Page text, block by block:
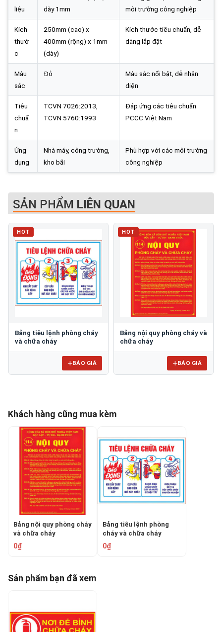
liệu
dày 1mm
môi trường công nghiệp
Kích
thướ
c
250mm (cao) x
400mm (rộng) x 1mm
(dày)
Kích thước tiêu chuẩn, dễ
dàng lắp đặt
Màu
sắc
Đỏ
Màu sắc nổi bật, dễ nhận
diện
Tiêu
chuẩ
n
TCVN 7026:2013,
TCVN 5760:1993
Đáp ứng các tiêu chuẩn
PCCC Việt Nam
Ứng
dụng
Nhà máy, công trường,
kho bãi
Phù hợp với các môi trường
công nghiệp
SẢN PHẨM LIÊN QUAN
HOT
Bảng tiêu lệnh phòng cháy
và chữa cháy
BÁO GIÁ
HOT
Bảng nội quy phòng cháy và
chữa cháy
BÁO GIÁ
Khách hàng cũng mua kèm
Bảng nội quy phòng cháy
và chữa cháy
0₫
Bảng tiêu lệnh phòng
cháy và chữa cháy
0₫
Sản phẩm bạn đã xem